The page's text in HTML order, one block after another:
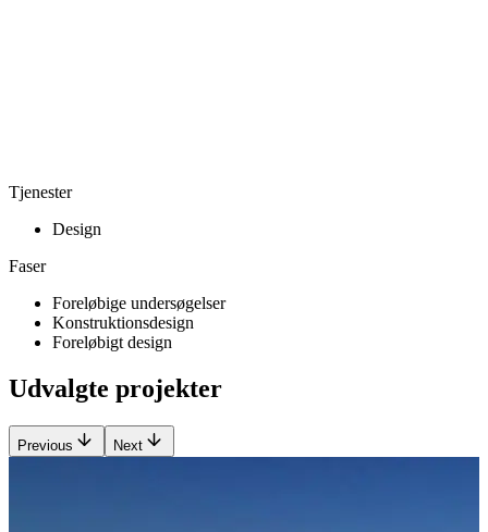
Tjenester
Design
Faser
Foreløbige undersøgelser
Konstruktionsdesign
Foreløbigt design
Udvalgte projekter
Previous Next